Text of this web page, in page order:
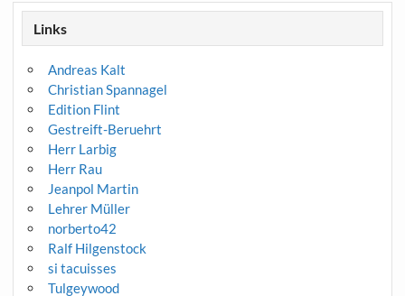
Links
Andreas Kalt
Christian Spannagel
Edition Flint
Gestreift-Beruehrt
Herr Larbig
Herr Rau
Jeanpol Martin
Lehrer Müller
norberto42
Ralf Hilgenstock
si tacuisses
Tulgeywood